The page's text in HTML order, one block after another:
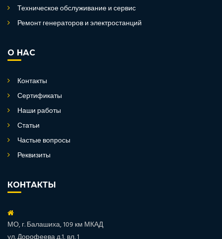
Техническое обслуживание и сервис
Ремонт генераторов и электростанций
О НАС
Контакты
Сертификаты
Наши работы
Статьи
Частые вопросы
Реквизиты
КОНТАКТЫ
МО, г. Балашиха, 109 км МКАД